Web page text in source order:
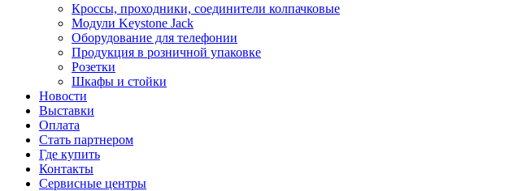
Кроссы, проходники, соединители колпачковые
Модули Keystone Jack
Оборудование для телефонии
Продукция в розничной упаковке
Розетки
Шкафы и стойки
Новости
Выставки
Оплата
Стать партнером
Где купить
Контакты
Сервисные центры